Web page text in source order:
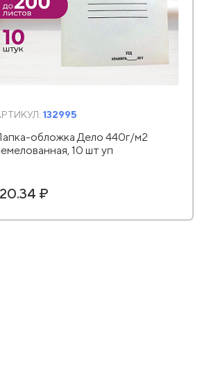
132995
обложка Дело 440г/м2
10 шт уп
₽